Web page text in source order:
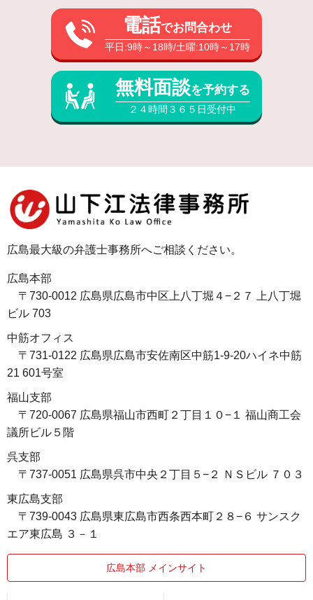
電話でお問合わせ
平日:9時～18時/土曜:10時～17時
無料面談を予約する
２４時間３６５日受付中
広島最大級の弁護士事務所へご相談ください。
広島本部
〒730-0012 広島県広島市中区上八丁堀４−２７ 上八丁堀
ビル 703
中筋オフィス
〒731-0122 広島県広島市安佐南区中筋1-9-20ハイネ中筋
21 601号室
福山支部
〒720-0067 広島県福山市西町２丁目１０−１ 福山商工会
議所ビル５階
呉支部
〒737-0051 広島県呉市中央２丁目５−２ ＮＳビル ７０３
東広島支部
〒739-0043 広島県東広島市西条西本町２８−６ サンスク
エア東広島 ３－１
広島本部 メインサイト